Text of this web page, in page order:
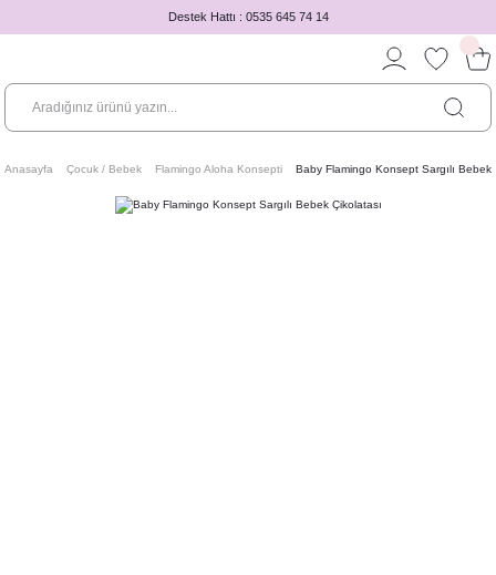
Destek Hattı : 0535 645 74 14
Anasayfa Çocuk / Bebek Flamingo Aloha Konsepti Baby Flamingo Konsept Sargılı Bebek